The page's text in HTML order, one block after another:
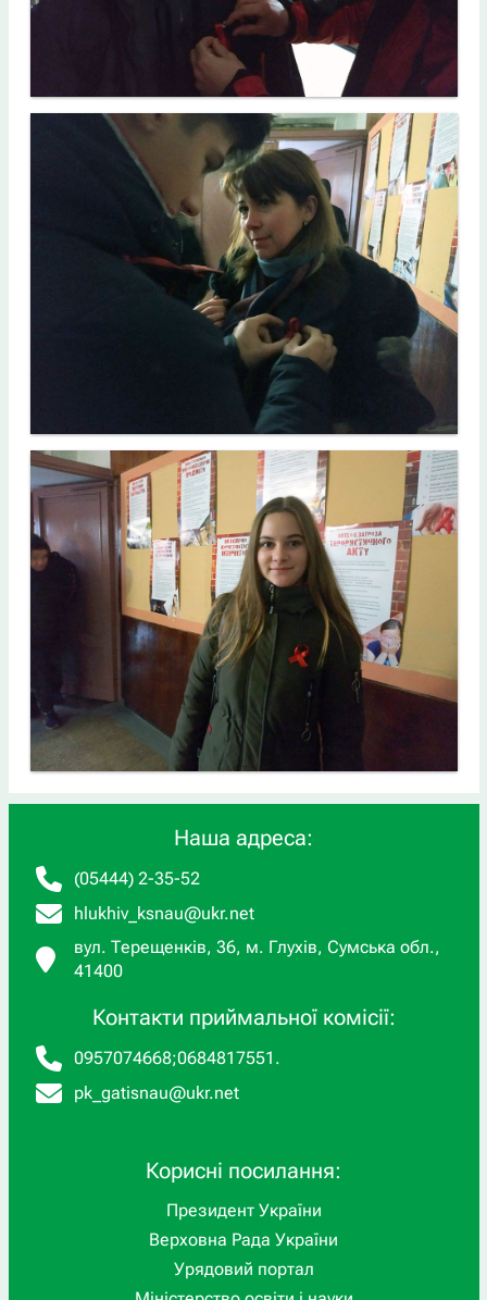
Наша адреса:
(05444) 2-35-52
hlukhiv_ksnau@ukr.net
вул. Терещенків, 36, м. Глухів, Сумська обл.,
41400
Контакти приймальної комісії:
0957074668;0684817551 .
pk_gatisnau@ukr.net
Корисні посилання:
Президент України
Верховна Рада України
Урядовий портал